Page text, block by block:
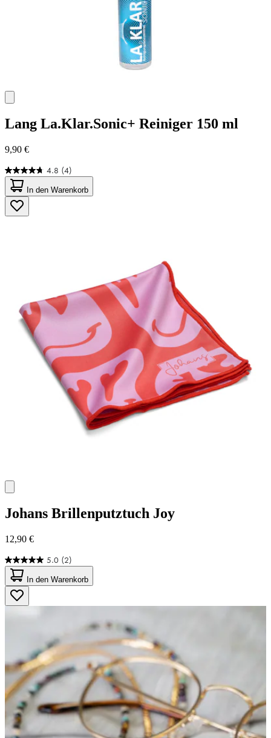
Lang La.Klar.Sonic+ Reiniger 150 ml
9,90 €
4.8 (4)
4.8
von
5
Sternen.
4
In den Warenkorb
Johans Brillenputztuch Joy
12,90 €
5.0 (2)
5.0
von
5
Sternen.
2
In den Warenkorb